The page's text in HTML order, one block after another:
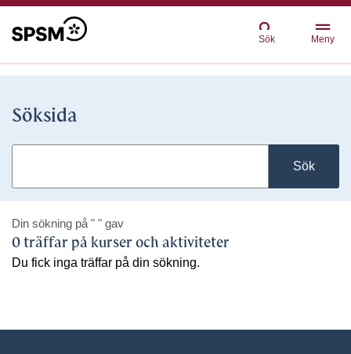
Sök Meny
Söksida
Sök
Din sökning på " " gav
0 träffar på kurser och aktiviteter
Du fick inga träffar på din sökning.